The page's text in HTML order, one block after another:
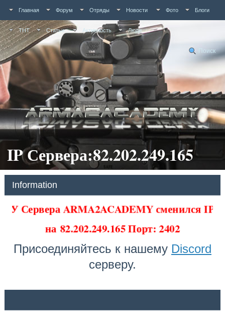
Главная Форум Отряды Новости Фото Блоги
ТНТ Статьи Активность Люди
Поиск
IP Сервера:82.202.249.165
Information
У Сервера ARMA2ACADEMY сменился IP
на 82.202.249.165 Порт: 2402
Присоединяйтесь к нашему Discord
серверу.